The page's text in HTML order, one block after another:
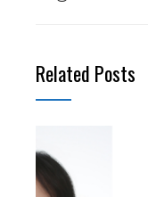
Related Posts